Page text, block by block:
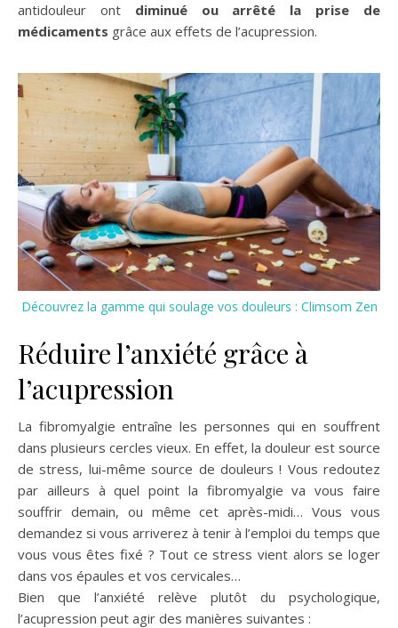
antidouleur ont diminué ou arrêté la prise de
médicaments grâce aux effets de l’acupression.
Découvrez la gamme qui soulage vos douleurs : Climsom Zen
Réduire l’anxiété grâce à
l’acupression
La fibromyalgie entraîne les personnes qui en souffrent
dans plusieurs cercles vieux. En effet, la douleur est source
de stress, lui-même source de douleurs ! Vous redoutez
par ailleurs à quel point la fibromyalgie va vous faire
souffrir demain, ou même cet après-midi… Vous vous
demandez si vous arriverez à tenir à l’emploi du temps que
vous vous êtes fixé ? Tout ce stress vient alors se loger
dans vos épaules et vos cervicales…
Bien que l’anxiété relève plutôt du psychologique,
l’acupression peut agir des manières suivantes :